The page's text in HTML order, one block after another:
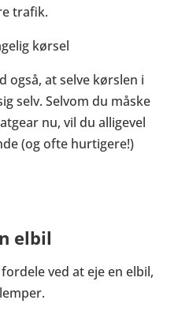
trafik.
kørsel
også, at selve kørslen i
selv. Selvom du måske
nu, vil du alligevel
(og ofte hurtigere!)
elbil
ved at eje en elbil,